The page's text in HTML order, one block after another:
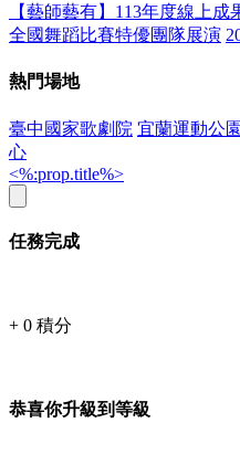
【藝師藝有】113年度線上成
全國舞蹈比賽特優團隊展演
熱門場地
臺中國家歌劇院 宜蘭運動公
心
<%:prop.title%>
任務完成
+ 0 積分
恭喜你升級到等級